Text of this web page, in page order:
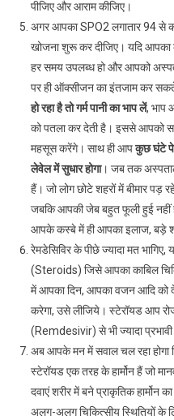
पीजिए और आराम कीजिए।
अगर आपका SPO2 लगातार 94
खोजना शुरू कर दीजिए। यदि आपका
हर समय उपलब्ध हो और आपको
पर ही ऑक्सीजन का इंतजाम कर
हो रहा है तो गर्म पानी का भाप लें, भाप
को पतला कर देती है। इससे आपको
महसूस करेंगे। साथ ही आपकुछ घंटे
लेवेल में सुधार होगा। जब तक
हैं। जो लोग छोटे शहरों में बीमार
जबकि आपकी जेब बहुत फूली हुई नहीं
आपके कस्बे में ही आपका इलाज, बड़े
रेमडेसिविर के पीछे ज्यादा मत
(Steroids) जिसे आपका काबिल
में आपका दिन, आपका वजन आदि को
करेगा, उसे लीजिये। स्टेरॉयड आप
(Remdesivir) से भी ज्यादा
अब आपके मन में सवाल चल रहा
स्टेरॉयड एक तरह के हार्मोन हैं जो
दवाएं शरीर में बने प्राकृतिक हार्मोन
अलग-अलग चिकित्सीय स्थितियों के